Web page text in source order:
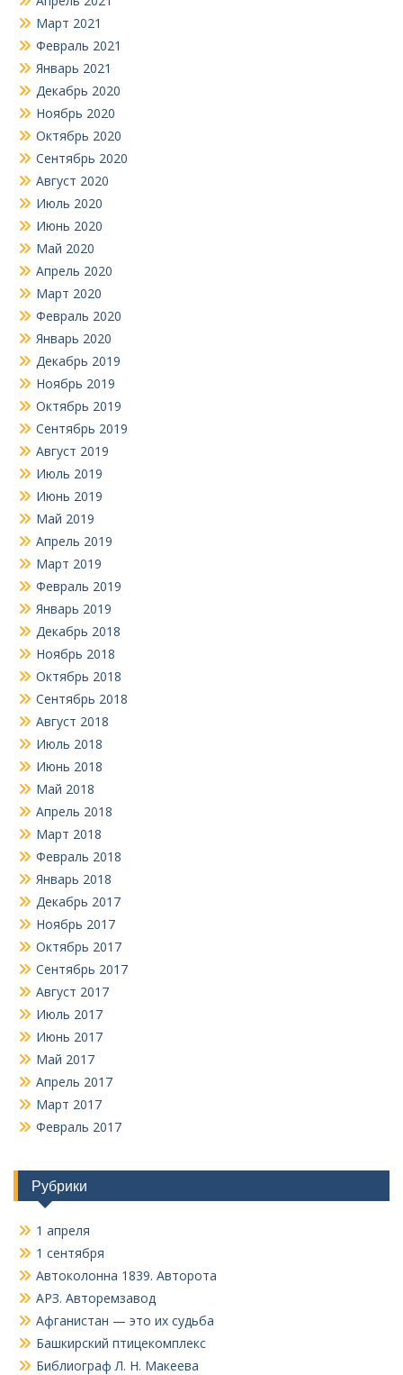
Март 2021
Февраль 2021
Январь 2021
Декабрь 2020
Ноябрь 2020
Октябрь 2020
Сентябрь 2020
Август 2020
Июль 2020
Июнь 2020
Май 2020
Апрель 2020
Март 2020
Февраль 2020
Январь 2020
Декабрь 2019
Ноябрь 2019
Октябрь 2019
Сентябрь 2019
Август 2019
Июль 2019
Июнь 2019
Май 2019
Апрель 2019
Март 2019
Февраль 2019
Январь 2019
Декабрь 2018
Ноябрь 2018
Октябрь 2018
Сентябрь 2018
Август 2018
Июль 2018
Июнь 2018
Май 2018
Апрель 2018
Март 2018
Февраль 2018
Январь 2018
Декабрь 2017
Ноябрь 2017
Октябрь 2017
Сентябрь 2017
Август 2017
Июль 2017
Июнь 2017
Май 2017
Апрель 2017
Март 2017
Февраль 2017
Рубрики
1 апреля
1 сентября
Автоколонна 1839. Авторота
АРЗ. Авторемзавод
Афганистан — это их судьба
Башкирский птицекомплекс
Библиограф Л. Н. Макеева